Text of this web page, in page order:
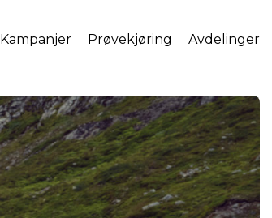
Kampanjer Prøvekjøring Avdelinger